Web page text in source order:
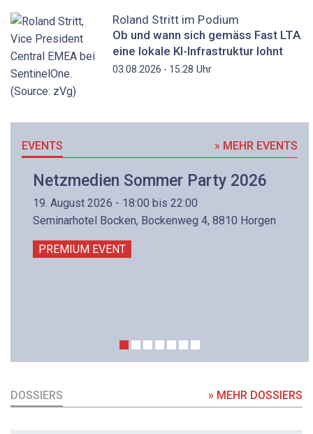
Roland Stritt im Podium
Ob und wann sich gemäss Fast LTA
eine lokale KI-Infrastruktur lohnt
03.08.2026 - 15:28 Uhr
EVENTS » MEHR EVENTS
Netzmedien Sommer Party 2026
19. August 2026 - 18:00 bis 22:00
Seminarhotel Bocken, Bockenweg 4, 8810 Horgen
PREMIUM EVENT
DOSSIERS » MEHR DOSSIERS